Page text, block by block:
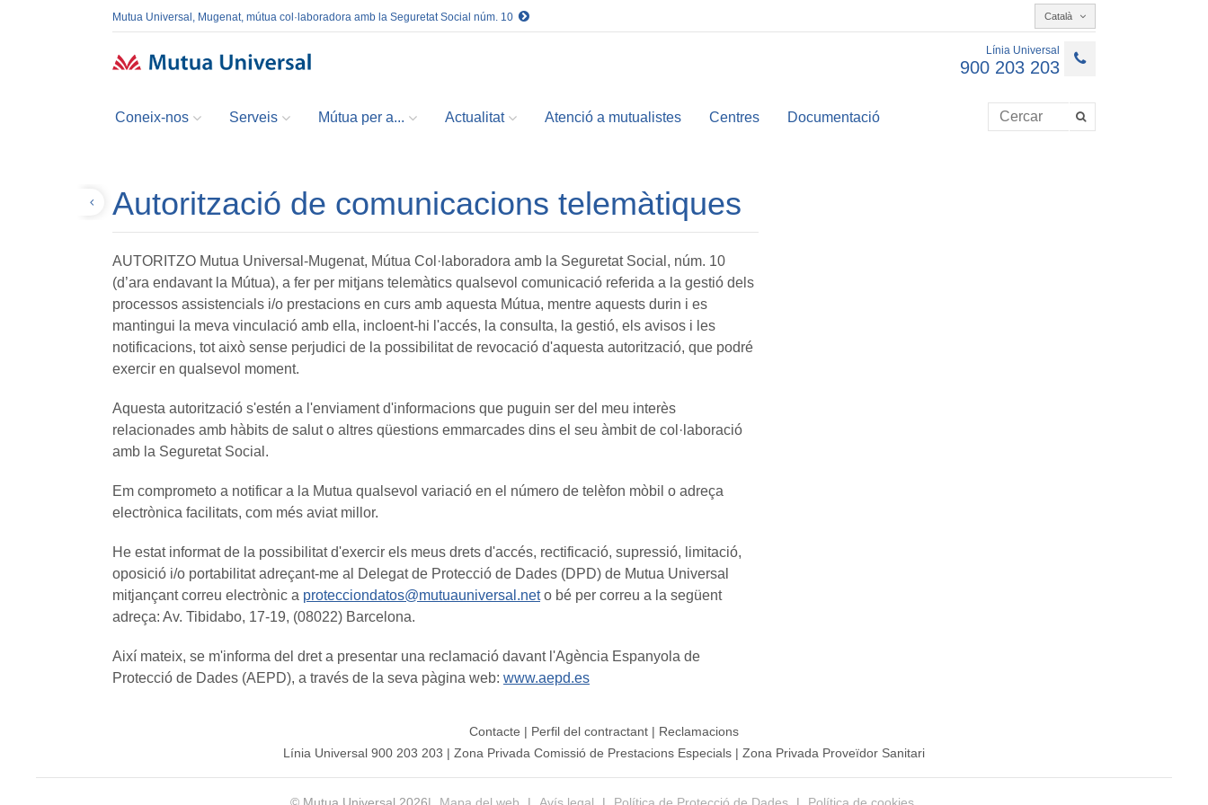
Mutua Universal, Mugenat, mútua col·laboradora amb la Seguretat Social núm. 10 Català
Línia Universal
900 203 203
Coneix-nos Serveis Mútua per a... Actualitat Atenció a mutualistes Centres Documentació
Autorització de comunicacions telemàtiques
AUTORITZO Mutua Universal-Mugenat, Mútua Col·laboradora amb la Seguretat Social, núm. 10
(d’ara endavant la Mútua), a fer per mitjans telemàtics qualsevol comunicació referida a la gestió dels
processos assistencials i/o prestacions en curs amb aquesta Mútua, mentre aquests durin i es
mantingui la meva vinculació amb ella, incloent-hi l'accés, la consulta, la gestió, els avisos i les
notificacions, tot això sense perjudici de la possibilitat de revocació d'aquesta autorització, que podré
exercir en qualsevol moment.
Aquesta autorització s'estén a l'enviament d'informacions que puguin ser del meu interès
relacionades amb hàbits de salut o altres qüestions emmarcades dins el seu àmbit de col·laboració
amb la Seguretat Social.
Em comprometo a notificar a la Mutua qualsevol variació en el número de telèfon mòbil o adreça
electrònica facilitats, com més aviat millor.
He estat informat de la possibilitat d'exercir els meus drets d'accés, rectificació, supressió, limitació,
oposició i/o portabilitat adreçant-me al Delegat de Protecció de Dades (DPD) de Mutua Universal
mitjançant correu electrònic a protecciondatos@mutuauniversal.neto bé per correu a la següent
adreça: Av. Tibidabo, 17-19, (08022) Barcelona.
Així mateix, se m'informa del dret a presentar una reclamació davant l'Agència Espanyola de
Protecció de Dades (AEPD), a través de la seva pàgina web: www.aepd.es
Contacte | Perfil del contractant | Reclamacions
Línia Universal 900 203 203 | Zona Privada Comissió de Prestacions Especials | Zona Privada Proveïdor Sanitari